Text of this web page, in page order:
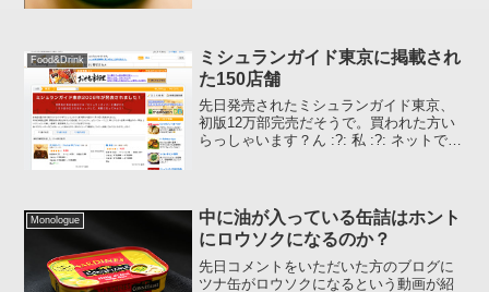
Food&Drink
ミシュランガイド東京に掲載され
た150店舗
先日発売されたミシュランガイド東京、
初版12万部完売だそうで。買われた方い
らっしゃいます？ん :?: 私 :?: ネットで調
Monologue
中に油が入っている缶詰はホント
にロウソクになるのか？
先日コメントをいただいた方のブログに
ツナ缶がロウソクになるという動画が紹